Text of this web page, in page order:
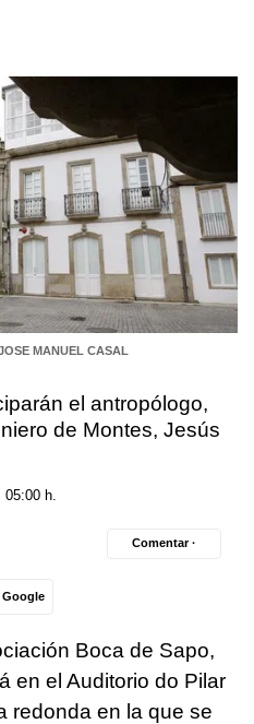
MANUEL CASAL
el antropólogo,
de Montes, Jesús
h.
Google
Comentar ·
Boca de Sapo,
en el Auditorio do Pilar
redonda en la que se